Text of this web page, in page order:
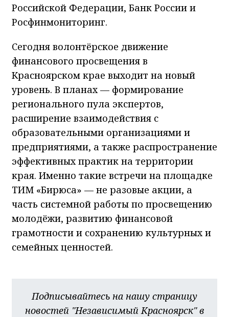
Российской Федерации, Банк России и
Росфинмониторинг.
Сегодня волонтёрское движение
финансового просвещения в
Красноярском крае выходит на новый
уровень. В планах — формирование
регионального пула экспертов,
расширение взаимодействия с
образовательными организациями и
предприятиями, а также распространение
эффективных практик на территории
края. Именно такие встречи на площадке
ТИМ «Бирюса» — не разовые акции, а
часть системной работы по просвещению
молодёжи, развитию финансовой
грамотности и сохранению культурных и
семейных ценностей.
Подписывайтесь на нашу страницу
новостей "Независимый Красноярск" в